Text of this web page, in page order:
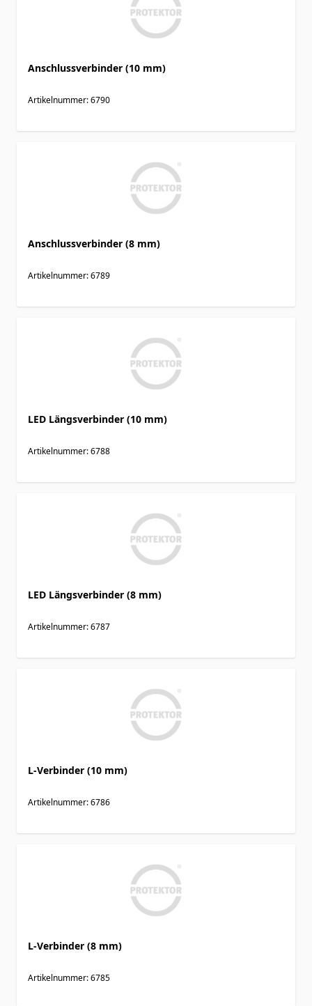
Anschlussverbinder (10 mm)
Artikelnummer: 6790
Anschlussverbinder (8 mm)
Artikelnummer: 6789
LED Längsverbinder (10 mm)
Artikelnummer: 6788
LED Längsverbinder (8 mm)
Artikelnummer: 6787
L-Verbinder (10 mm)
Artikelnummer: 6786
L-Verbinder (8 mm)
Artikelnummer: 6785